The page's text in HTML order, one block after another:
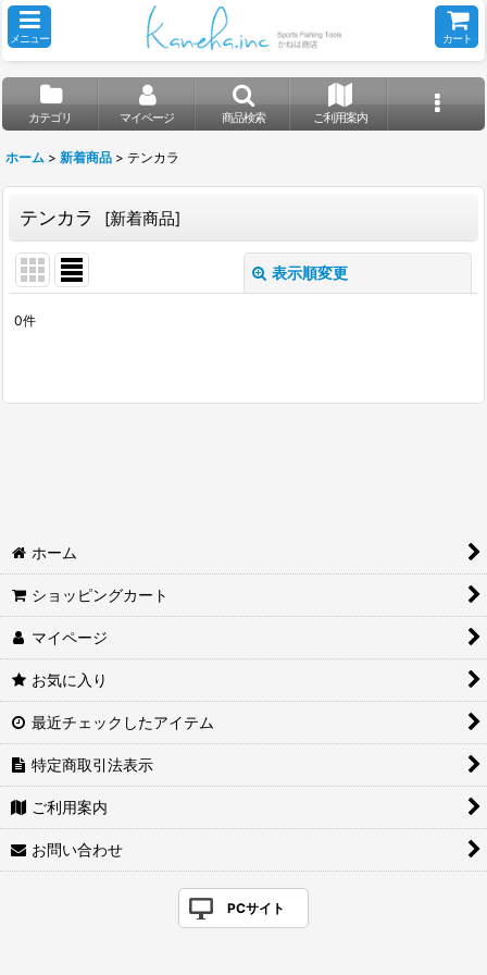
メニュー カート
カテゴリ マイページ 商品検索 ご利用案内
ホーム > 新着商品 > テンカラ
テンカラ [新着商品]
表示順変更
0件
ホーム
ショッピングカート
マイページ
お気に入り
最近チェックしたアイテム
特定商取引法表示
ご利用案内
お問い合わせ
PCサイト